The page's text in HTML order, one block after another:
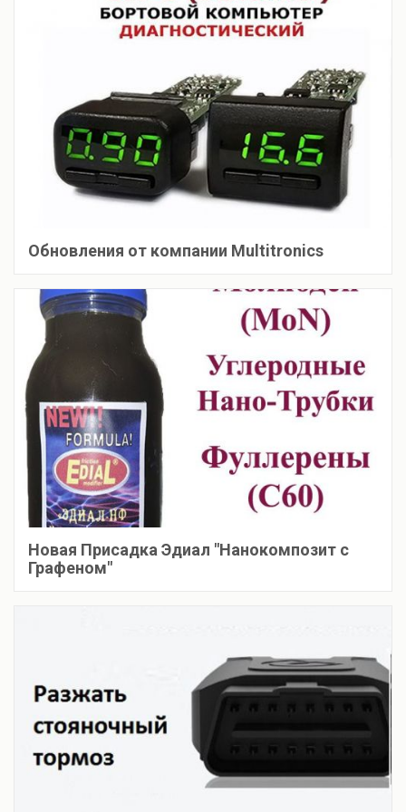
Обновления от компании Multitronics
Новая Присадка Эдиал "Нанокомпозит с
Графеном"